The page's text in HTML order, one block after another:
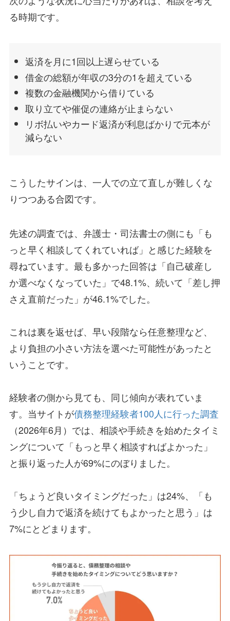
る時期です。
返済を月に1回以上遅らせている
借金の総額が年収の3分の1を超えている
複数の金融機関から借りている
取り立てや催促の連絡が止まらない
リボ払いやカード返済が利息ばかりで元本が
減らない
こうしたサインは、一人での立て直しが難しくな
りつつある合図です。
先述の調査では、弁護士・司法書士の側にも「も
っと早く相談してくれていれば」と感じた経験を
尋ねています。最も多かった回答は「自己破産し
か選べなくなっていた」で48.1%、続いて「差し押
さえ直前だった」が46.1%でした。
これは裏を返せば、早い段階なら任意整理など、
より負担の小さい方法を選べた可能性があったと
いうことです。
経験者の側から見ても、同じ傾向が表れていま
す。当サイトが債務整理経験者100人に行った調査
（2026年6月）では、相談や手続きを始めたタイミ
ングについて「もっと早く相談すればよかった」
と振り返った人が69%にのぼりました。
「ちょうど良いタイミングだった」は24%、「も
う少し自力で返済を続けてもよかったと思う」は
7%にとどまります。